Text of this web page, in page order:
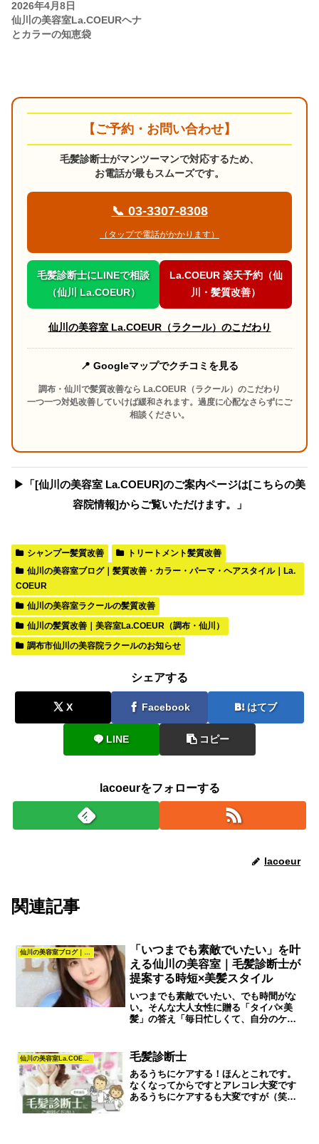
2026年4月8日
仙川の美容室La.COEURヘナ
とカラーの知恵袋
【ご予約・お問い合わせ】
毛髪診断士がマンツーマンで対応するため、
お電話が最もスムーズです。
📞 03-3307-8308
（タップで電話がかかります）
毛髪診断士にLINEで相談
（仙川 La.COEUR）
La.COEUR 楽天予約（仙
川・髪質改善）
仙川の美容室 La.COEUR（ラクール）のこだわり
📍 Googleマップでクチコミを見る
調布・仙川で髪質改善なら La.COEUR（ラクール）のこだわり
一つ一つ対処改善していけば緩和されます。過度に心配なさらずにご
相談ください。
▶︎「[仙川の美容室 La.COEUR]のご案内ページは[こちらの美
容院情報]からご覧いただけます。」
シャンプー髪質改善
トリートメント髪質改善
仙川の美容室ブログ｜髪質改善・カラー・パーマ・ヘアスタイル｜La.
COEUR
仙川の美容室ラクールの髪質改善
仙川の髪質改善｜美容室La.COEUR（調布・仙川）
調布市仙川の美容院ラクールのお知らせ
シェアする
X Facebook はてブ
LINE コピー
lacoeurをフォローする
lacoeur
関連記事
「いつまでも素敵でいたい」を叶
える仙川の美容室｜毛髪診断士が
提案する時短×美髪スタイル
いつまでも素敵でいたい、でも時間がな
い。そんな大人女性に贈る「タイパ×美
髪」の答え「毎日忙しくて、自分のケア
からなくなった」そんな想いを抱えてい
ませんか？調布市仙川にあ...
毛髪診断士
あるうちにケアする！ほんとこれです。
なくなってからですとアレコレ大変です
あるうちにケアするも大変ですが（笑）